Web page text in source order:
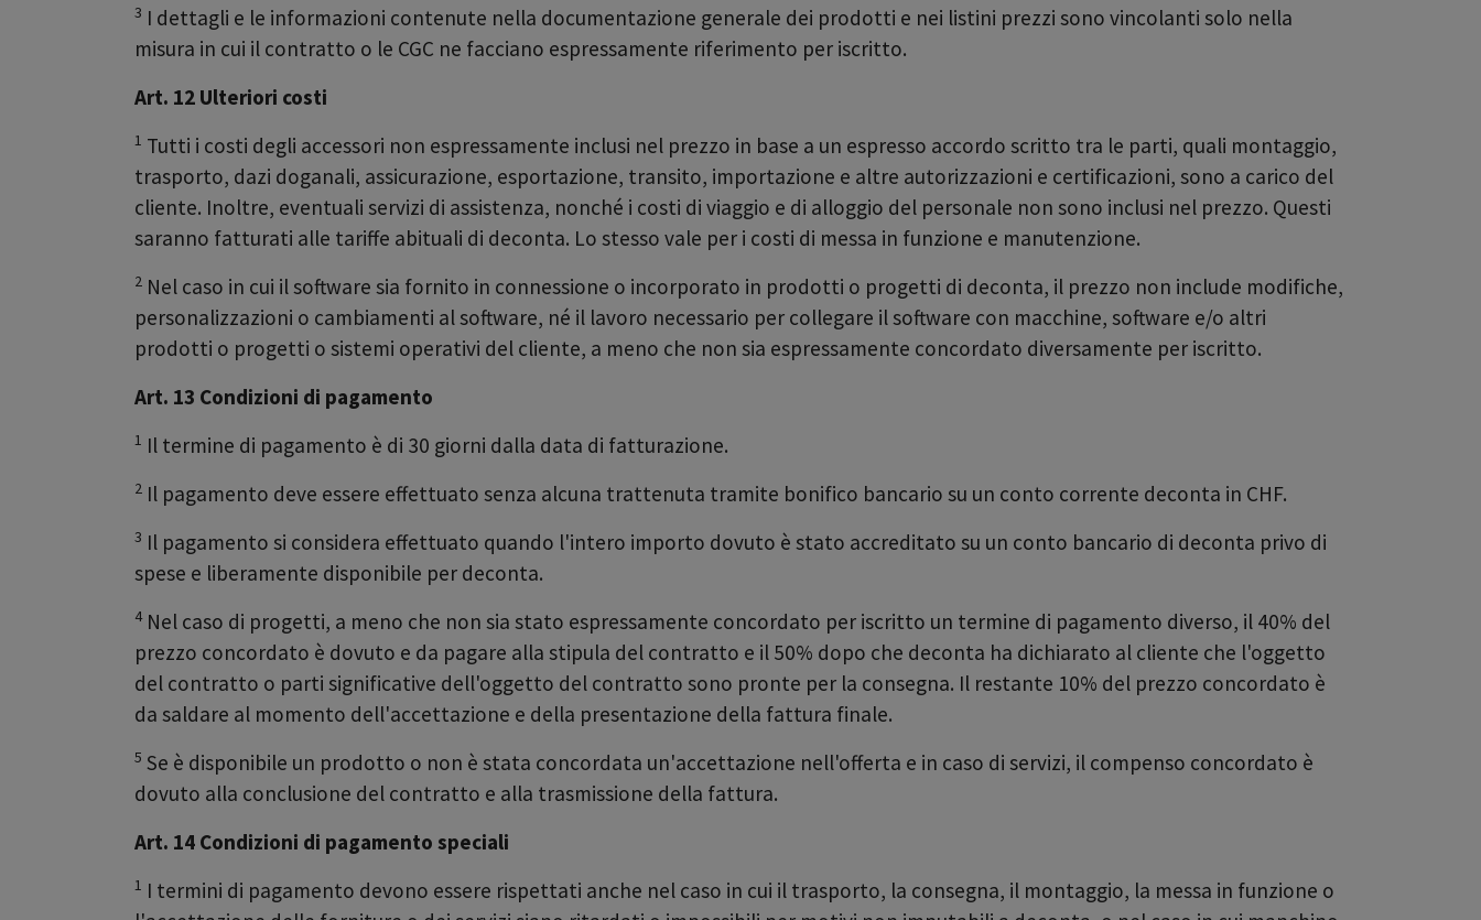
3 I dettagli e le informazioni contenute nella documentazione generale dei prodotti e nei listini prezzi sono vincolanti solo nella
misura in cui il contratto o le CGC ne facciano espressamente riferimento per iscritto.
Art. 12 Ulteriori costi
1 Tutti i costi degli accessori non espressamente inclusi nel prezzo in base a un espresso accordo scritto tra le parti, quali montaggio,
trasporto, dazi doganali, assicurazione, esportazione, transito, importazione e altre autorizzazioni e certificazioni, sono a carico del
cliente. Inoltre, eventuali servizi di assistenza, nonché i costi di viaggio e di alloggio del personale non sono inclusi nel prezzo. Questi
saranno fatturati alle tariffe abituali di deconta. Lo stesso vale per i costi di messa in funzione e manutenzione.
2 Nel caso in cui il software sia fornito in connessione o incorporato in prodotti o progetti di deconta, il prezzo non include modifiche,
personalizzazioni o cambiamenti al software, né il lavoro necessario per collegare il software con macchine, software e/o altri
prodotti o progetti o sistemi operativi del cliente, a meno che non sia espressamente concordato diversamente per iscritto.
Art. 13 Condizioni di pagamento
1 Il termine di pagamento è di 30 giorni dalla data di fatturazione.
2 Il pagamento deve essere effettuato senza alcuna trattenuta tramite bonifico bancario su un conto corrente deconta in CHF.
3 Il pagamento si considera effettuato quando l'intero importo dovuto è stato accreditato su un conto bancario di deconta privo di
spese e liberamente disponibile per deconta.
4Nel caso di progetti, a meno che non sia stato espressamente concordato per iscritto un termine di pagamento diverso, il 40% del
prezzo concordato è dovuto e da pagare alla stipula del contratto e il 50% dopo che deconta ha dichiarato al cliente che l'oggetto
del contratto o parti significative dell'oggetto del contratto sono pronte per la consegna. Il restante 10% del prezzo concordato è
da saldare al momento dell'accettazione e della presentazione della fattura finale.
5 Se è disponibile un prodotto o non è stata concordata un'accettazione nell'offerta e in caso di servizi, il compenso concordato è
dovuto alla conclusione del contratto e alla trasmissione della fattura.
Art. 14 Condizioni di pagamento speciali
1 I termini di pagamento devono essere rispettati anche nel caso in cui il trasporto, la consegna, il montaggio, la messa in funzione o